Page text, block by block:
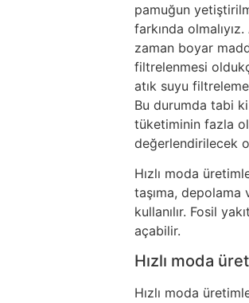
pamuğun
farkında
zaman boyar
filtrelenmesi
atık suyu
Bu durumda tabi
tüketiminin fazla
değerlendirilecek
Hızlı moda
taşıma,
kullanılır. Fosil
açabilir.
Hızlı moda
Hızlı moda